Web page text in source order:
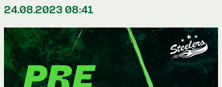
24.08.2023 08:41